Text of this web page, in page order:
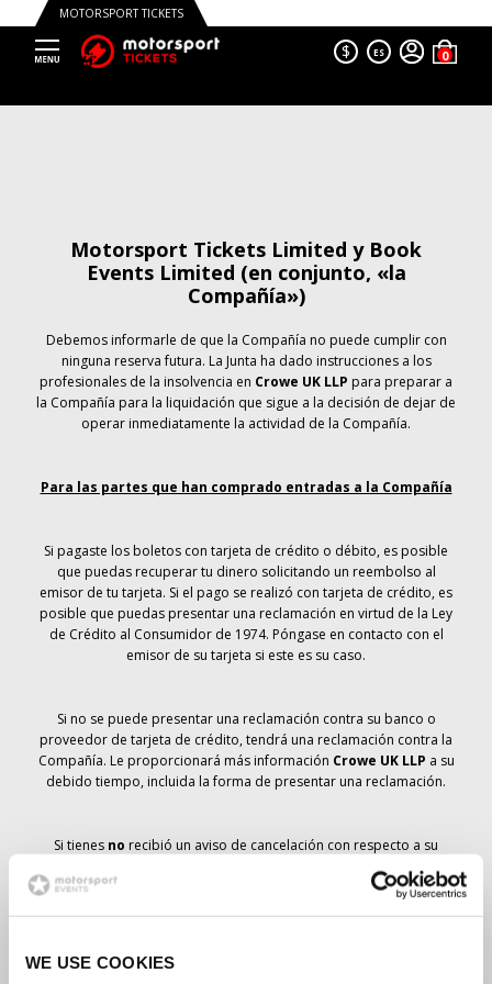
WE USE COOKIES
MOTORSPORT TICKETS
$ ES
Motorsport Tickets Limited y Book
Events Limited (en conjunto, «la
Compañía»)
Debemos informarle de que la Compañía no puede cumplir con
ninguna reserva futura. La Junta ha dado instrucciones a los
profesionales de la insolvencia en Crowe UK LLP para preparar a
la Compañía para la liquidación que sigue a la decisión de dejar de
operar inmediatamente la actividad de la Compañía.
Para las partes que han comprado entradas a la Compañía
Si pagaste los boletos con tarjeta de crédito o débito, es posible
que puedas recuperar tu dinero solicitando un reembolso al
emisor de tu tarjeta. Si el pago se realizó con tarjeta de crédito, es
posible que puedas presentar una reclamación en virtud de la Ley
de Crédito al Consumidor de 1974. Póngase en contacto con el
emisor de su tarjeta si este es su caso.
Si no se puede presentar una reclamación contra su banco o
proveedor de tarjeta de crédito, tendrá una reclamación contra la
Compañía. Le proporcionará más información Crowe UK LLP a su
debido tiempo, incluida la forma de presentar una reclamación.
Si tienes no recibió un aviso de cancelación con respecto a su
pedido de entradas, su reserva no se ha cancelado y se prevé que
recibirá las entradas que ha pedido a su debido tiempo. La